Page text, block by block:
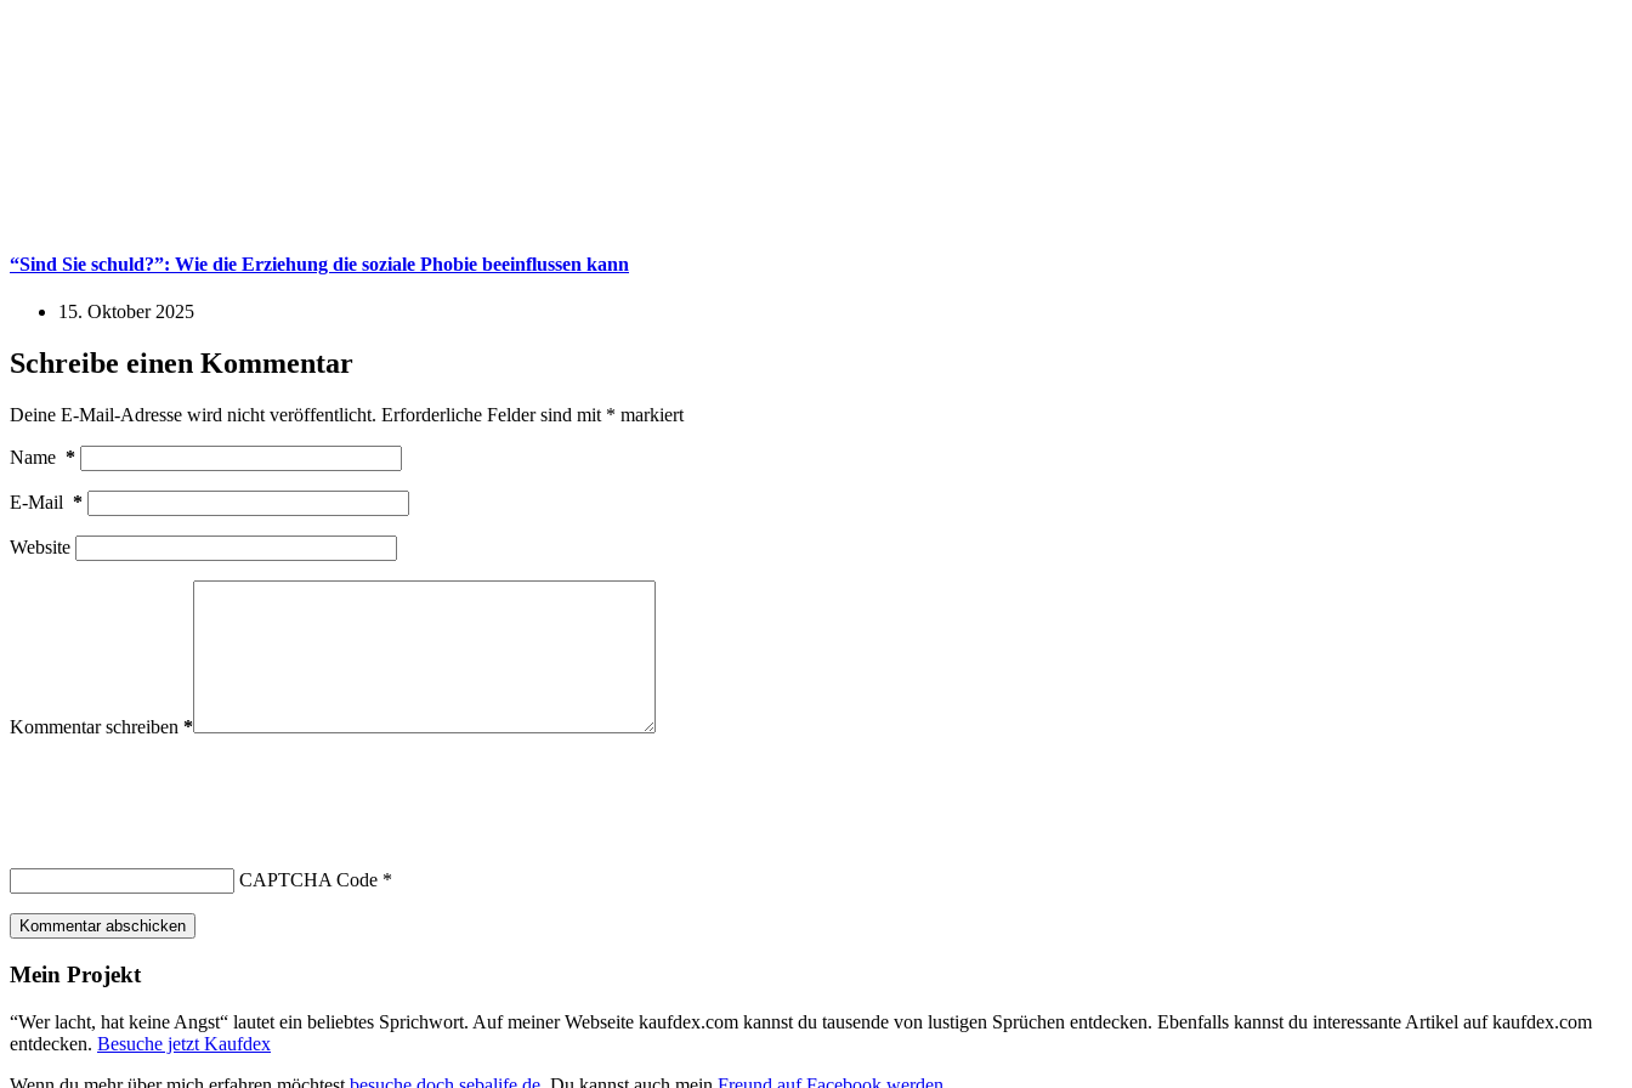
“Sind Sie schuld?”: Wie die Erziehung die soziale Phobie beeinflussen kann
15. Oktober 2025
Schreibe einen Kommentar
Deine E-Mail-Adresse wird nicht veröffentlicht. Erforderliche Felder sind mit * markiert
Name *
E-Mail *
Website
Kommentar schreiben *
CAPTCHA Code *
Kommentar abschicken
Mein Projekt
“Wer lacht, hat keine Angst“ lautet ein beliebtes Sprichwort. Auf meiner Webseite kaufdex.com kannst du tausende von lustigen Sprüchen entdecken. Ebenfalls kannst du interessante Artikel auf kaufdex.com
entdecken. Besuche jetzt Kaufdex